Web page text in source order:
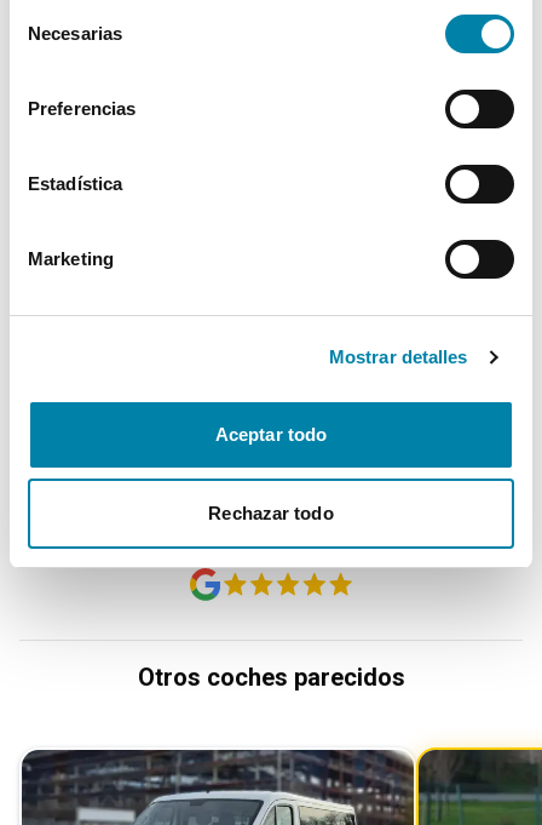
Necesarias
Preferencias
Estadística
Marketing
Mostrar detalles
Aceptar todo
Rechazar todo
Exterior
Confort
específicos del vehículo.
Para cualquier duda, contacta con nuestro equipo.
Otros coches parecidos